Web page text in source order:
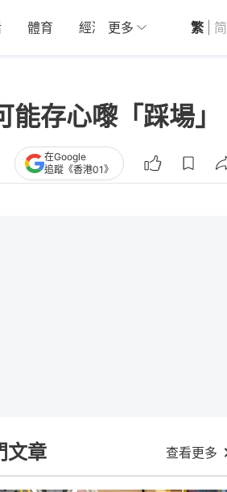
體育 經濟 01深圳 觀點
更多 繁 简
存心嚟「踩場」
在Google
追蹤《香港01》
文章 查看更多